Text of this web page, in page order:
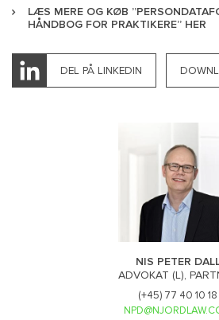
LÆS MERE OG KØB
HÅNDBOG FOR PRAKTIKERE” HER
DEL PÅ LINKEDIN
NIS PETER
ADVOKAT (L),
(+45) 77 40 10 18